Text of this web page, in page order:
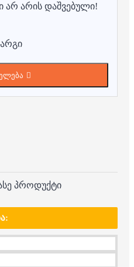
არ არის დაშვებული!
პროდუქტი